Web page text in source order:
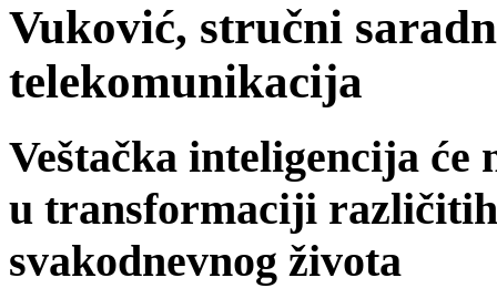
Vuković, stručni
telekomunikacija
Veštačka inteligencija
u transformaciji
svakodnevnog života